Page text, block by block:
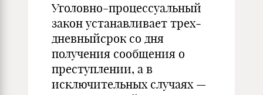
Уголовно-процессуальный
закон устанавливает трех­
дневныйсрок со дня
получения сообщения о
преступле­нии, а в
исключительных случаях —